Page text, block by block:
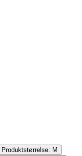
Produktstørrelse: M